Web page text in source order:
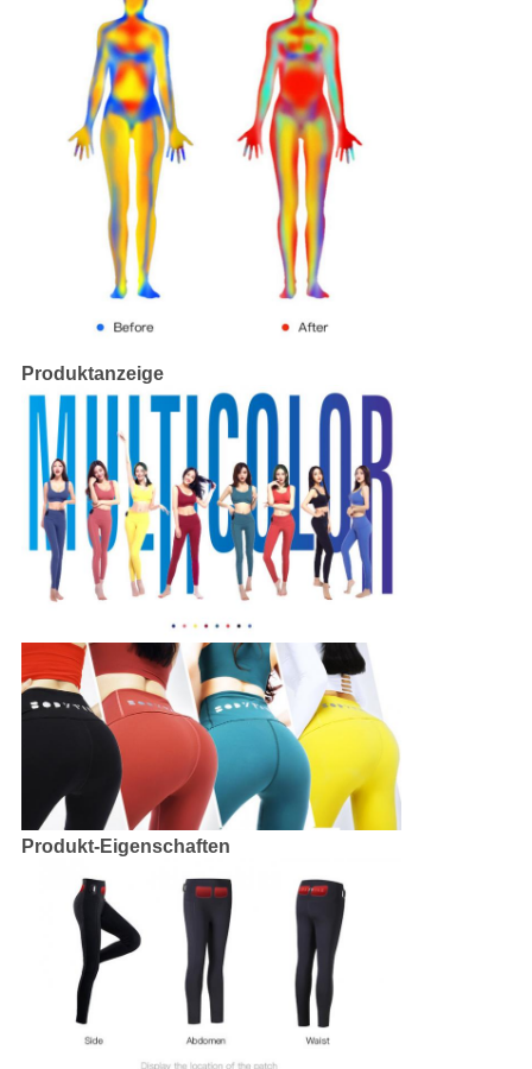
Produktanzeige
Produkt-Eigenschaften